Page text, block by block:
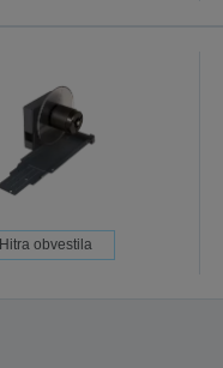
Hitra obvestila